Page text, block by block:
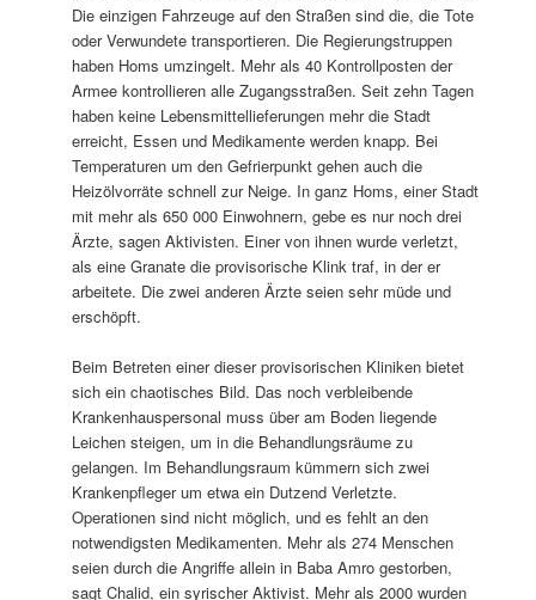
Die einzigen Fahrzeuge auf den Straßen sind die, die Tote
oder Verwundete transportieren. Die Regierungstruppen
haben Homs umzingelt. Mehr als 40 Kontrollposten der
Armee kontrollieren alle Zugangsstraßen. Seit zehn Tagen
haben keine Lebensmittellieferungen mehr die Stadt
erreicht, Essen und Medikamente werden knapp. Bei
Temperaturen um den Gefrierpunkt gehen auch die
Heizölvorräte schnell zur Neige. In ganz Homs, einer Stadt
mit mehr als 650 000 Einwohnern, gebe es nur noch drei
Ärzte, sagen Aktivisten. Einer von ihnen wurde verletzt,
als eine Granate die provisorische Klink traf, in der er
arbeitete. Die zwei anderen Ärzte seien sehr müde und
erschöpft.
Beim Betreten einer dieser provisorischen Kliniken bietet
sich ein chaotisches Bild. Das noch verbleibende
Krankenhauspersonal muss über am Boden liegende
Leichen steigen, um in die Behandlungsräume zu
gelangen. Im Behandlungsraum kümmern sich zwei
Krankenpfleger um etwa ein Dutzend Verletzte.
Operationen sind nicht möglich, und es fehlt an den
notwendigsten Medikamenten. Mehr als 274 Menschen
seien durch die Angriffe allein in Baba Amro gestorben,
sagt Chalid, ein syrischer Aktivist. Mehr als 2000 wurden